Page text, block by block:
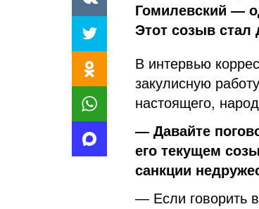
Гомилевский —
Этот созыв стал
В интервью
закулисную
настоящего,
— Давайте
его текущем
санкции
— Если говорить